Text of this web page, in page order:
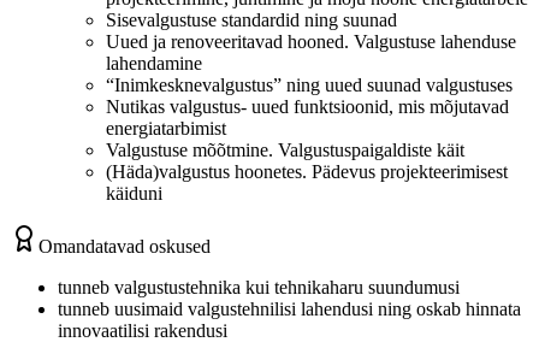
Sisevalgustuse standardid ning suunad
Uued ja renoveeritavad hooned. Valgustuse lahenduse
lahendamine
“Inimkesknevalgustus” ning uued suunad valgustuses
Nutikas valgustus- uued funktsioonid, mis mõjutavad
energiatarbimist
Valgustuse mõõtmine. Valgustuspaigaldiste käit
(Häda)valgustus hoonetes. Pädevus projekteerimisest
käiduni
Omandatavad oskused
tunneb valgustustehnika kui tehnikaharu suundumusi
tunneb uusimaid valgustehnilisi lahendusi ning oskab hinnata
innovaatilisi rakendusi